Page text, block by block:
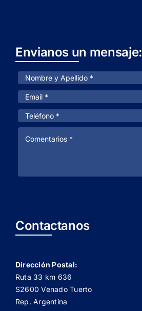
Envianos un mensaje:
Contactanos
Dirección Postal:
Ruta 33 km 636
S2600 Venado Tuerto
Rep. Argentina